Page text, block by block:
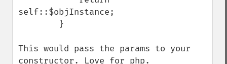
self::$objInstance;
This would pass the params to your
constructor. Love for php.